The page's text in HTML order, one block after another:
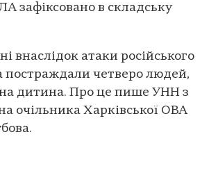
зафіксовано в складську
внаслідок атаки російського
постраждали четверо людей,
дитина. Про це пише УНН з
очільника Харківської ОВА